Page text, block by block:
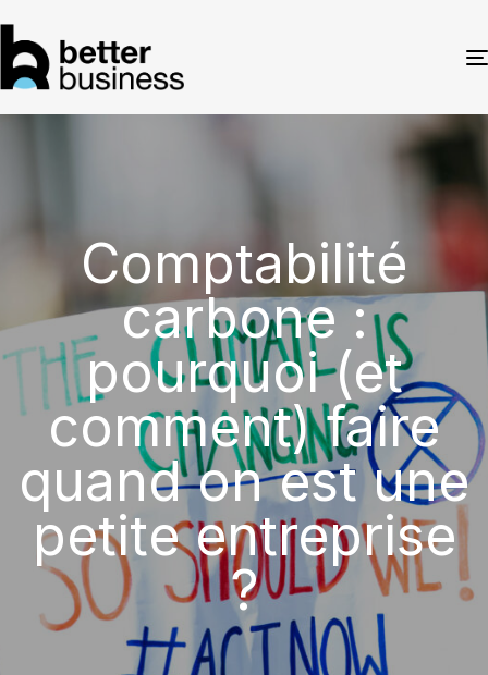
Comptabilité
carbone :
pourquoi (et
comment) faire
quand on est une
petite entreprise
?